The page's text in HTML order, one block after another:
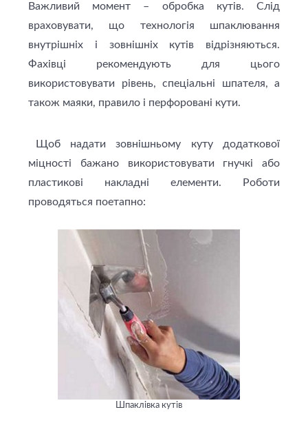
Важливий момент – обробка кутів. Слід
враховувати, що технологія шпаклювання
внутрішніх і зовнішніх кутів відрізняються.
Фахівці рекомендують для цього
використовувати рівень, спеціальні шпателя, а
також маяки, правило і перфоровані кути.
Щоб надати зовнішньому куту додаткової
міцності бажано використовувати гнучкі або
пластикові накладні елементи. Роботи
проводяться поетапно:
Шпаклівка кутів